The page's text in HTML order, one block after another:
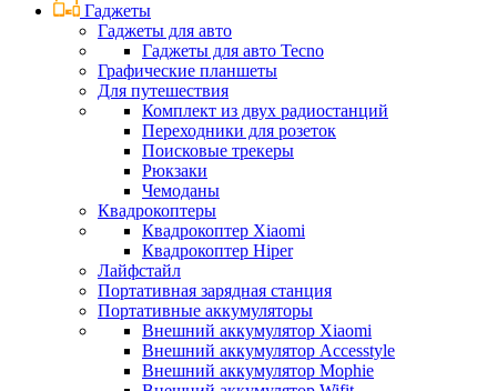
Гаджеты
Гаджеты для авто
Гаджеты для авто Tecno
Графические планшеты
Для путешествия
Комплект из двух радиостанций
Переходники для розеток
Поисковые трекеры
Рюкзаки
Чемоданы
Квадрокоптеры
Квадрокоптер Xiaomi
Квадрокоптер Hiper
Лайфстайл
Портативная зарядная станция
Портативные аккумуляторы
Внешний аккумулятор Xiaomi
Внешний аккумулятор Accesstyle
Внешний аккумулятор Mophie